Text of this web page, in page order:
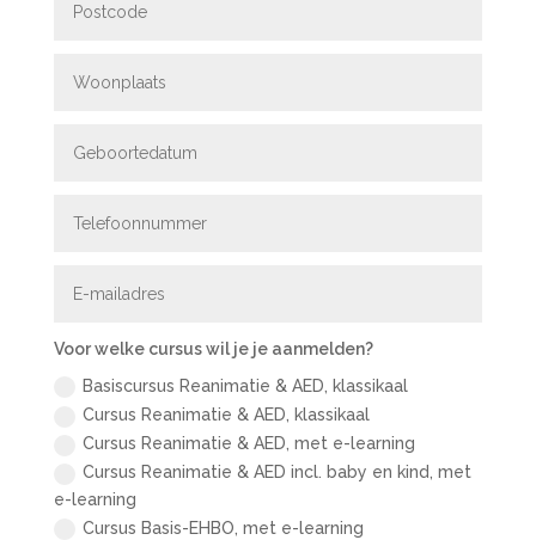
Voor welke cursus wil je je aanmelden?
Basiscursus Reanimatie & AED, klassikaal
Cursus Reanimatie & AED, klassikaal
Cursus Reanimatie & AED, met e-learning
Cursus Reanimatie & AED incl. baby en kind, met
e-learning
Cursus Basis-EHBO, met e-learning